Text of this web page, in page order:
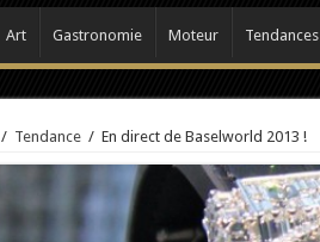
Art Gastronomie Moteur Tendances
/ Tendance / En direct de Baselworld 2013 !